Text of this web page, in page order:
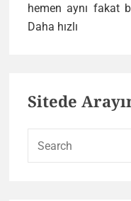
hemen aynı fakat
Daha hızlı
Sitede